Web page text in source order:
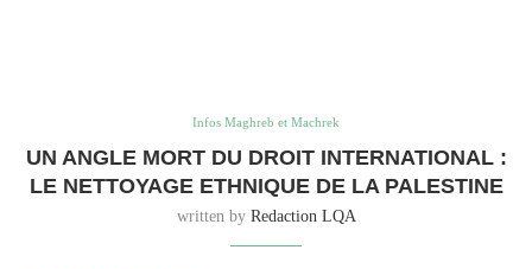
Infos Maghreb et Machrek
UN ANGLE MORT DU DROIT INTERNATIONAL :
LE NETTOYAGE ETHNIQUE DE LA PALESTINE
written by Redaction LQA